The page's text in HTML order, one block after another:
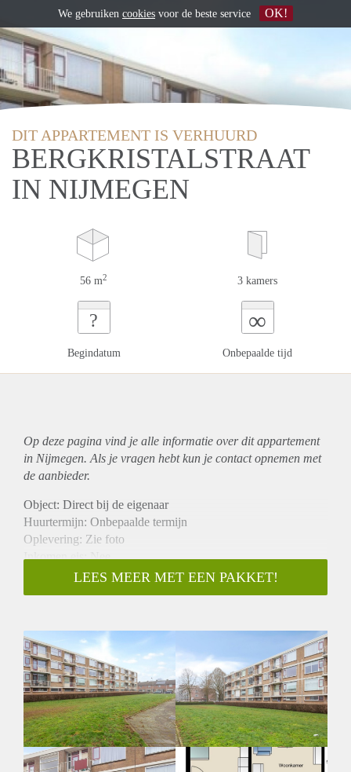
DIT APPARTEMENT IS VERHUURD
BERGKRISTALSTRAAT
IN NIJMEGEN
56 m2 3 kamers
?
Begindatum
∞
Onbepaalde tijd
Op deze pagina vind je alle informatie over ditappartement
in Nijmegen. Als je vragen hebt kun je contact opnemen met
de aanbieder.
Object: Direct bij de eigenaar
Huurtermijn: Onbepaalde termijn
Oplevering: Zie foto
Inkomen eis: Nee
Garantiestelling mogelijk: Nee
Borg: 1 Maand
Huisdieren toegestaan: Afhankelijk van de Eigenaar
Huurtoeslag grens: Ja
Geschikt voor studenten: Afhankelijk van de Eigenaar
LEES MEER MET EEN PAKKET!
We gebruiken cookies voor de beste service OK!